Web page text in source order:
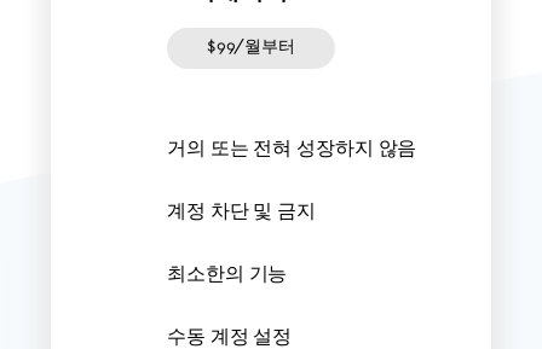
$99/월부터
거의 또는 전혀 성장하지 않음
계정 차단 및 금지
최소한의 기능
수동 계정 설정